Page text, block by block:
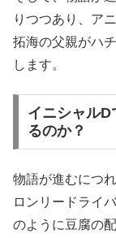
りつつあり、ア
拓海の父親がハ
します。
イニシャル
るのか？
物語が進むにつ
ロンリードライ
のように豆腐の